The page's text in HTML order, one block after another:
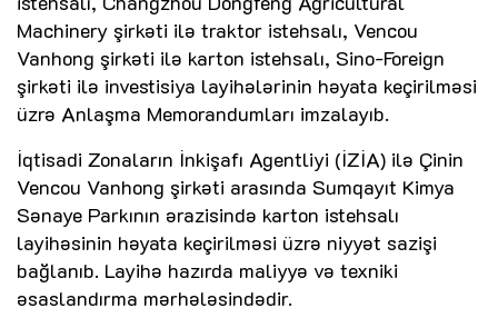
Machinery şirkəti ilə traktor istehsalı, Vencou
Vanhong şirkəti ilə karton istehsalı, Sino-Foreign
şirkəti ilə investisiya layihələrinin həyata keçirilməsi
üzrə Anlaşma Memorandumları imzalayıb.
İqtisadi Zonaların İnkişafı Agentliyi (İZİA) ilə Çinin
Vencou Vanhong şirkəti arasında Sumqayıt Kimya
Sənaye Parkının ərazisində karton istehsalı
layihəsinin həyata keçirilməsi üzrə niyyət sazişi
bağlanıb. Layihə hazırda maliyyə və texniki
əsaslandırma mərhələsindədir.